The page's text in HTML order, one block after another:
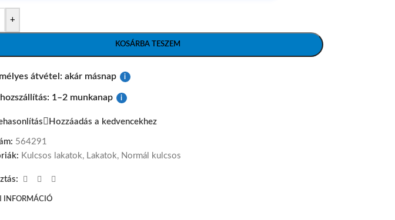
+
KOSÁRBA TESZEM
átvétel: akár másnap i
1–2 munkanap i
Hozzáadás a kedvencekhez
564291
Kulcsos lakatok, Lakatok, Normál kulcsos
INFORMÁCIÓ